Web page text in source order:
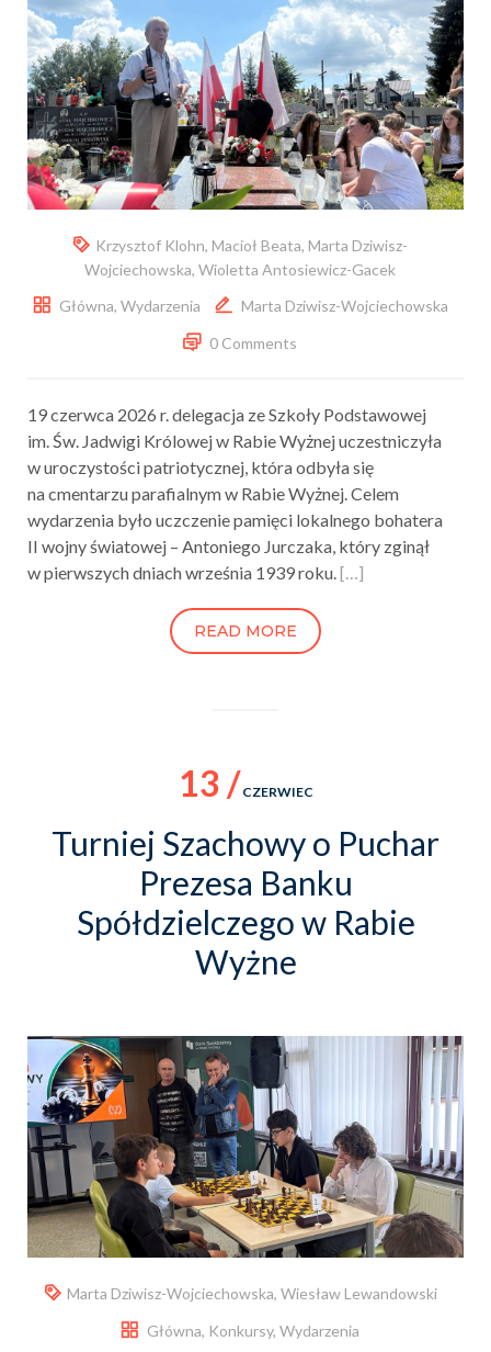
Krzysztof Klohn, Macioł Beata, Marta Dziwisz-
Wojciechowska, Wioletta Antosiewicz-Gacek
Główna, Wydarzenia
Marta Dziwisz-Wojciechowska
0 Comments
19 czerwca 2026 r. delegacja ze Szkoły Podstawowej
im. Św. Jadwigi Królowej w Rabie Wyżnej uczestniczyła
w uroczystości patriotycznej, która odbyła się
na cmentarzu parafialnym w Rabie Wyżnej. Celem
wydarzenia było uczczenie pamięci lokalnego bohatera
II wojny światowej – Antoniego Jurczaka, który zginął
w pierwszych dniach września 1939 roku. […]
READ MORE
13 / CZERWIEC
Turniej Szachowy o Puchar
Prezesa Banku
Spółdzielczego w Rabie
Wyżne
Marta Dziwisz-Wojciechowska, Wiesław Lewandowski
Główna, Konkursy, Wydarzenia